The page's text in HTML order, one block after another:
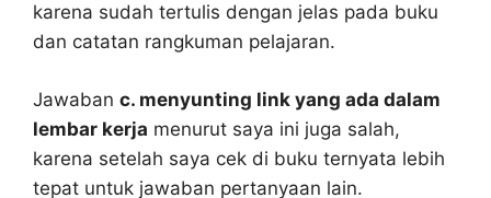
karena sudah tertulis dengan jelas pada buku
dan catatan rangkuman pelajaran.
Jawaban c. menyunting link yang ada dalam
lembar kerja menurut saya ini juga salah,
karena setelah saya cek di buku ternyata lebih
tepat untuk jawaban pertanyaan lain.